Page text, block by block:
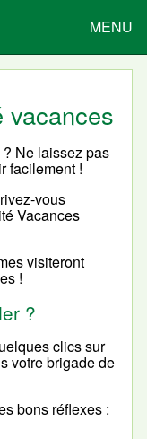
MENU
vacances
Ne laissez pas
facilement !
vous
Vacances
visiteront
!
?
clics sur
votre brigade de
bons réflexes :